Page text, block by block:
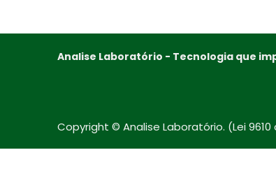
Analise Laboratório - Tecnologia que
Copyright © Analise Laboratório. (Lei 9610